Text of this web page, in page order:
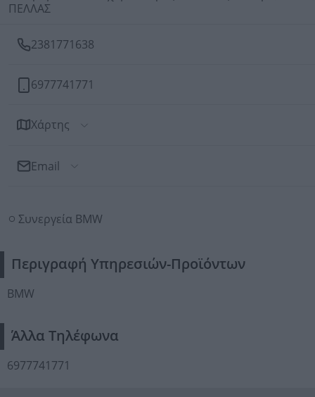
ΠΕΛΛΑΣ
2381771638
6977741771
Χάρτης
Email
Προς: Τυριακίδης Γεώργιος Α.
Συνεργεία BMW
Περιγραφή Υπηρεσιών-Προϊόντων
BMW
Άλλα Τηλέφωνα
6977741771